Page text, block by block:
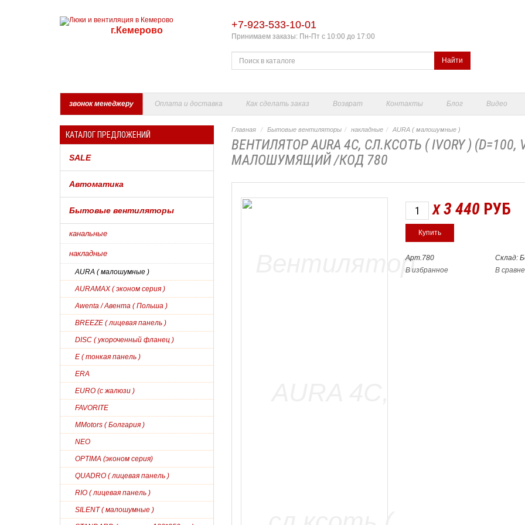
г.Кемерово +7-923-533-10-01
Принимаем заказы: Пн-Пт с 10:00 до 17:00
Найти
звонок менеджеру Оплата и доставка Как сделать заказ Возврат Контакты Блог Видео
КАТАЛОГ ПРЕДЛОЖЕНИЙ
SALE
Автоматика
Бытовые вентиляторы
канальные
накладные
AURA ( малошумные )
AURAMAX ( эконом серия )
Awenta / Авента ( Польша )
BREEZE ( лицевая панель )
DISC ( укороченный фланец )
E ( тонкая панель )
ERA
EURO (с жалюзи )
FAVORITE
MMotors ( Болгария )
NEO
OPTIMA (эконом серия)
QUADRO ( лицевая панель )
RIO ( лицевая панель )
SILENT ( малошумные )
Главная Бытовые вентиляторы накладные AURA ( малошумные )
ВЕНТИЛЯТОР AURA 4C, СЛ.КСОТЬ ( IVORY )
МАЛОШУМЯЩИЙ /КОД 780
X 3 440 РУБ
Арт.780
Склад:
В избранное
В